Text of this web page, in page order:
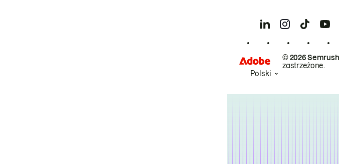
© 2026
zastrzeżone.
Polski